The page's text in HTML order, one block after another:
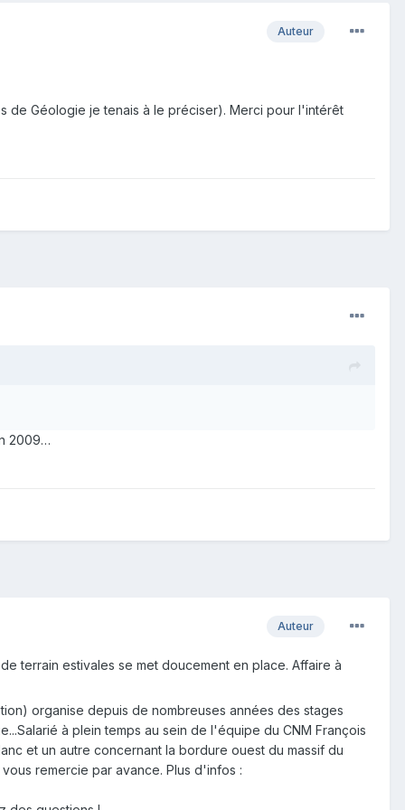
Auteur
de Géologie je tenais à le préciser). Merci pour l'intérêt
2009…
Auteur
terrain estivales se met doucement en place. Affaire à
organise depuis de nombreuses années des stages
à plein temps au sein de l'équipe du CNM François
et un autre concernant la bordure ouest du massif du
remercie par avance. Plus d'infos :